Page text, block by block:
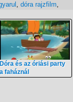
, dóra rajzfilm,
Dóra és az óriási party
a faháznál